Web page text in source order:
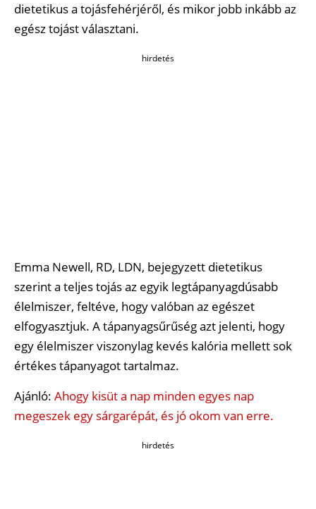
dietetikus a tojásfehérjéről, és mikor jobb inkább az
egész tojást választani.
hirdetés
Emma Newell, RD, LDN, bejegyzett dietetikus
szerint a teljes tojás az egyik legtápanyagdúsabb
élelmiszer, feltéve, hogy valóban az egészet
elfogyasztjuk. A tápanyagsűrűség azt jelenti, hogy
egy élelmiszer viszonylag kevés kalória mellett sok
értékes tápanyagot tartalmaz.
Ajánló: Ahogy kisüt a nap minden egyes nap
megeszek egy sárgarépát, és jó okom van erre.
hirdetés